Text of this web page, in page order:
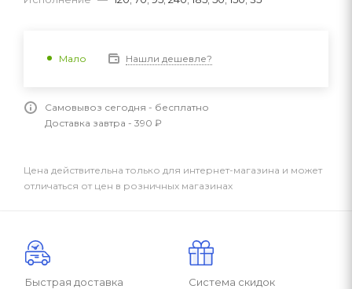
Мало Нашли дешевле?
Самовывоз сегодня - бесплатно
Доставка завтра - 390 ₽
Цена действительна только для интернет-магазина и может
отличаться от цен в розничных магазинах
Быстрая доставка Система скидок